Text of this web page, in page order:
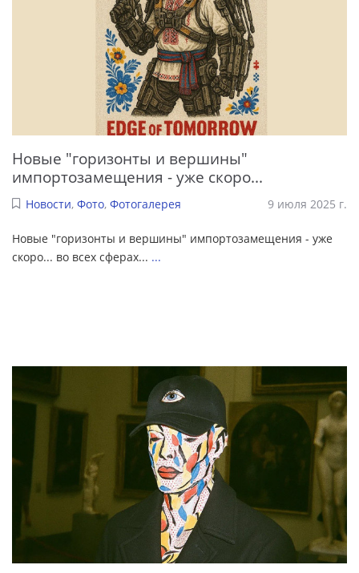
Новые "горизонты и вершины"
импортозамещения - уже скоро...
Новости, Фото, Фотогалерея 9 июля 2025 г.
Новые "горизонты и вершины" импортозамещения - уже
скоро... во всех сферах... ...